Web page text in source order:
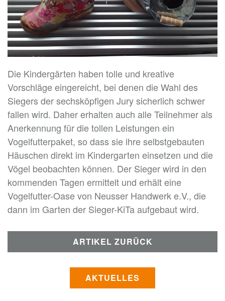
Die Kindergärten haben tolle und kreative
Vorschläge eingereicht, bei denen die Wahl des
Siegers der sechsköpfigen Jury sicherlich schwer
fallen wird. Daher erhalten auch alle Teilnehmer als
Anerkennung für die tollen Leistungen ein
Vogelfutterpaket, so dass sie ihre selbstgebauten
Häuschen direkt im Kindergarten einsetzen und die
Vögel beobachten können. Der Sieger wird in den
kommenden Tagen ermittelt und erhält eine
Vogelfutter-Oase von Neusser Handwerk e.V., die
dann im Garten der Sieger-KiTa aufgebaut wird.
ARTIKEL ZURÜCK
AKTUELLES